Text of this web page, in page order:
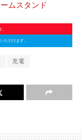
ムスタンド
ただけます。
充電